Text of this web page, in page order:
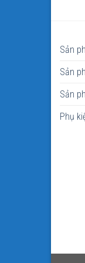
Sản
Sản
Sản
Phụ